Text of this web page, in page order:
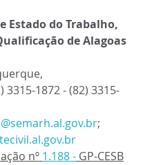
Estado do Trabalho,
de Alagoas
3315-1872 - (82) 3315-
;
nº 1.188 - GP-CESB